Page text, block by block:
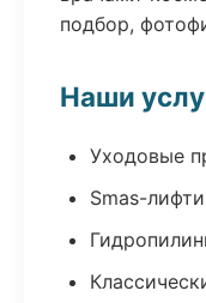
подбор,
Наши
Уходовые
Smas-